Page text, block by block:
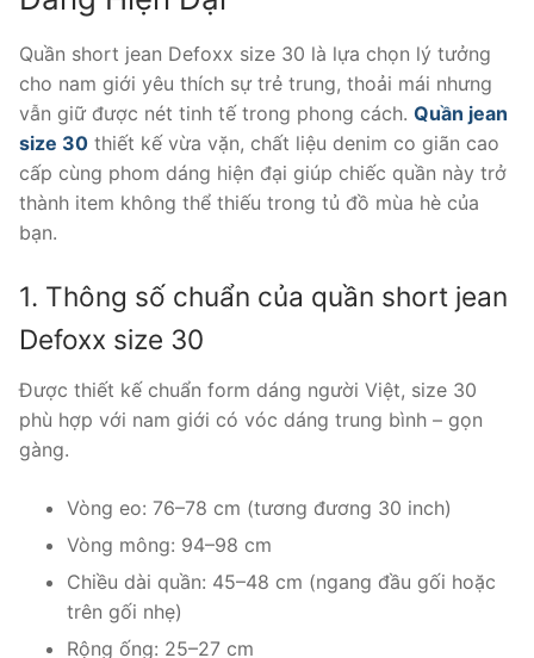
Quần short jean Defoxx size 30 là lựa chọn lý tưởng
cho nam giới yêu thích sự trẻ trung, thoải mái nhưng
vẫn giữ được nét tinh tế trong phong cách. Quần jean
size 30 thiết kế vừa vặn, chất liệu denim co giãn cao
cấp cùng phom dáng hiện đại giúp chiếc quần này trở
thành item không thể thiếu trong tủ đồ mùa hè của
bạn.
1. Thông số chuẩn của quần short jean
Defoxx size 30
Được thiết kế chuẩn form dáng người Việt, size 30
phù hợp với nam giới có vóc dáng trung bình – gọn
gàng.
Vòng eo: 76–78 cm (tương đương 30 inch)
Vòng mông: 94–98 cm
Chiều dài quần: 45–48 cm (ngang đầu gối hoặc
trên gối nhẹ)
Rộng ống: 25–27 cm